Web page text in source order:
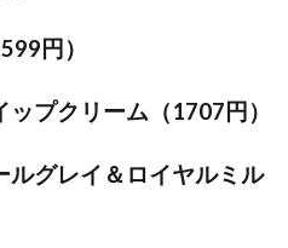
円）
ップクリーム（1707円）
ルグレイ＆ロイヤルミル